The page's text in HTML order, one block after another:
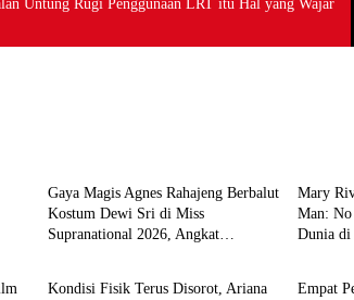
Untung Rugi Penggunaan LRT itu Hal yang Wajar
Gaya Magis Agnes Rahajeng Berbalut
Kostum Dewi Sri di Miss
Supranational 2026, Angkat
Mary
Man:
Dunia di
Entertainment
Kondisi Fisik Terus Disorot, Ariana
Empat